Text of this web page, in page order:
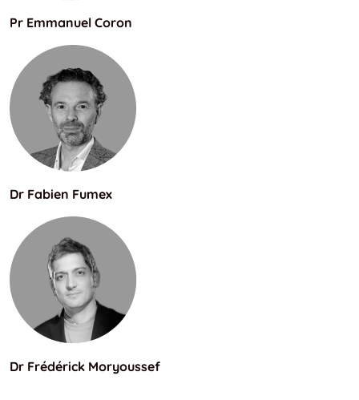
Pr Emmanuel Coron
Dr Fabien Fumex
Dr Frédérick Moryoussef